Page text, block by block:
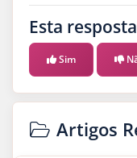
Esta
Sim
Artigos